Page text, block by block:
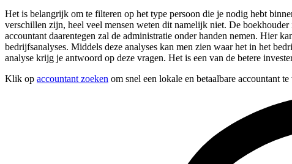
Het is belangrijk om te filteren op het type persoon die je nodig hebt
verschillen zijn, heel veel mensen weten dit namelijk niet. De
accountant daarentegen zal de administratie onder handen nemen. Hier
bedrijfsanalyses. Middels deze analyses kan men zien waar het in het
analyse krijg je antwoord op deze vragen. Het is een van de betere
Klik op accountant zoeken om snel een lokale en betaalbare accountant